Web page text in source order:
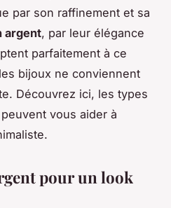
par son raffinement et sa
argent, par leur élégance
parfaitement à ce
bijoux ne conviennent
Découvrez ici, les types
vous aider à
pour un look